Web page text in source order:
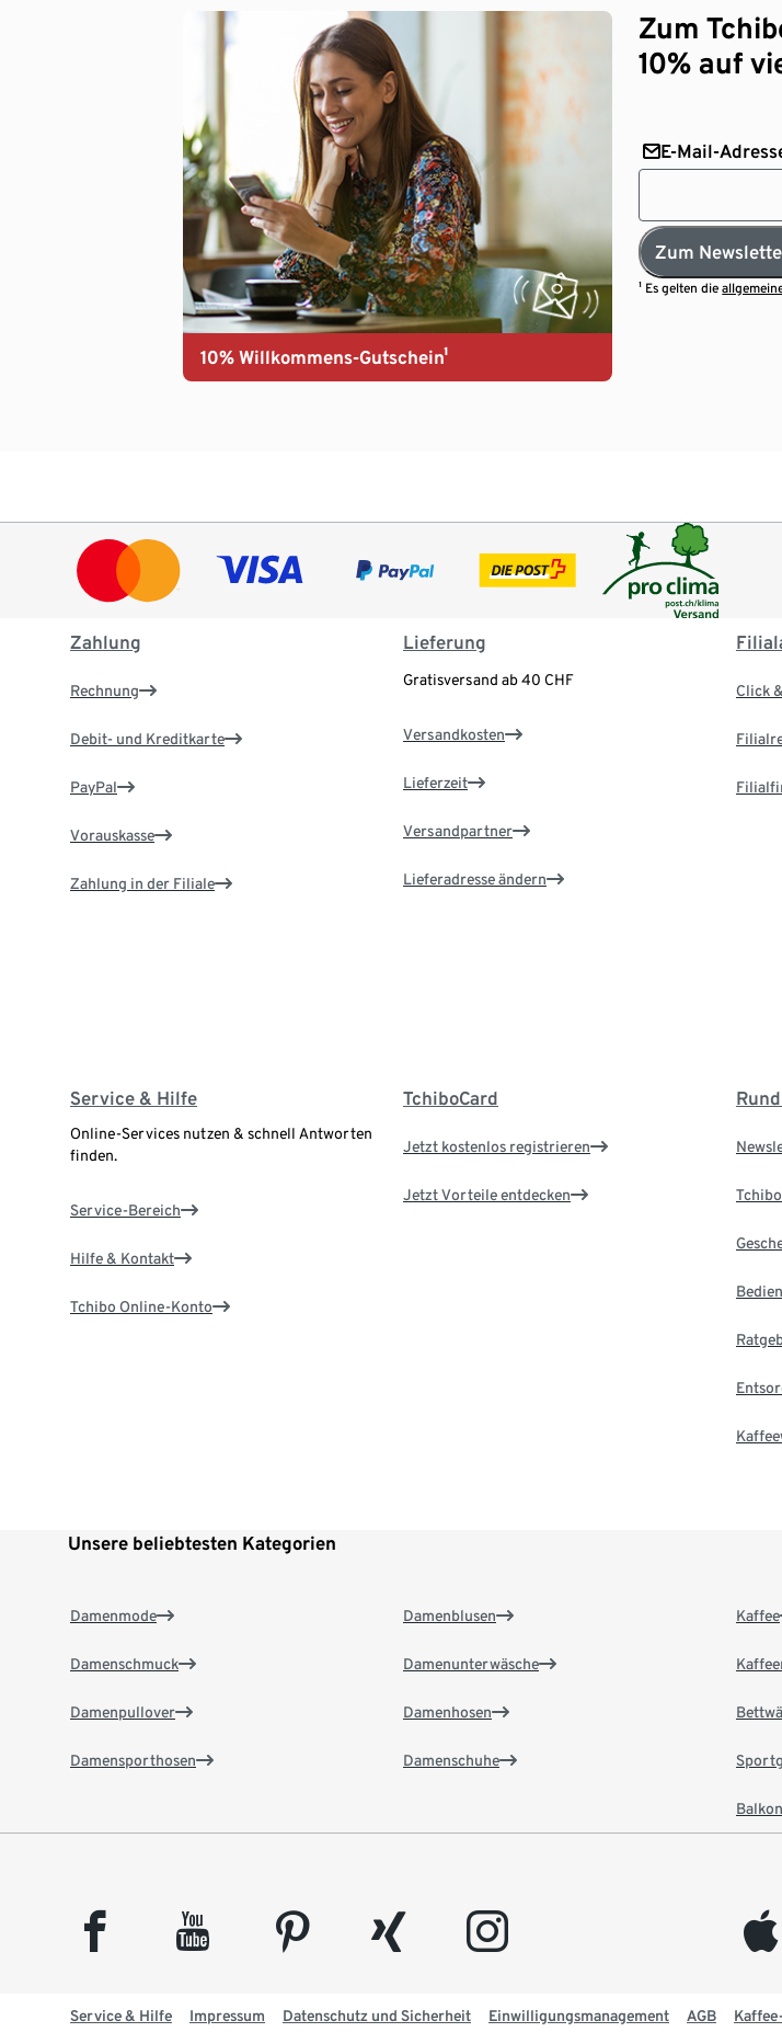
10% Willkommens-Gutschein¹
Zum
10% auf
E-Mail-
Zum
¹ Es gelten die
Zahlung
Rechnung
Debit- und Kreditkarte
PayPal
Vorauskasse
Zahlung in der Filiale
Lieferung
Gratisversand ab 40 CHF
Versandkosten
Lieferzeit
Versandpartner
Lieferadresse ändern
Click
Service & Hilfe
Online-Services nutzen & schnell Antworten
finden.
Service-Bereich
Hilfe & Kontakt
Tchibo Online-Konto
TchiboCard
Jetzt kostenlos registrieren
Jetzt Vorteile entdecken
Unsere beliebtesten Kategorien
Damenmode
Damenschmuck
Damenpullover
Damensporthosen
Damenblusen
Damenunterwäsche
Damenhosen
Damenschuhe
Kaffee
facebook youtube pinterest xing instagram appleinc
Service & Hilfe Impressum Datenschutz und Sicherheit Einwilligungsmanagement AGB